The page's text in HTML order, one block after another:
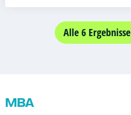
Kooperation mit der
Burgenland)
LL.M. Compliance
MBA Management und
Wirtschaftsinformatik
Diplom Betriebswirt -
Alle 6
MBA